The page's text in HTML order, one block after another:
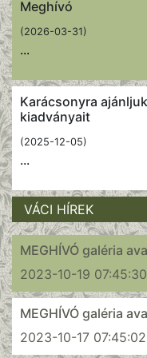
Meghívó
(2026-03-31)
...
Karácsonyra
kiadványait
(2025-12-05)
...
VÁCI HÍREK
MEGHÍVÓ galéria
2023-10-19 07:45:30
MEGHÍVÓ galéria
2023-10-17 07:45:02